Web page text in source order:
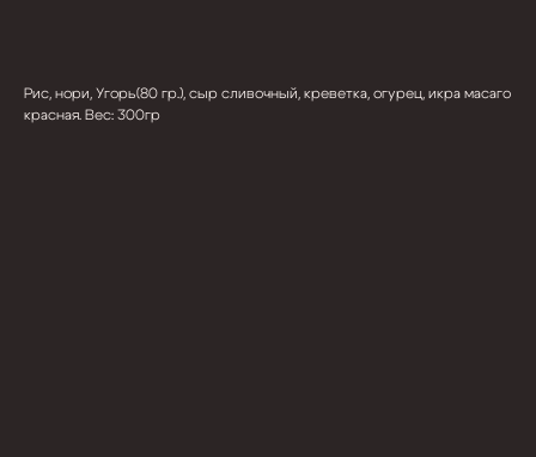
Рис, нори, Угорь(80 гр.), сыр сливочный, креветка, огурец, икра масаго
красная. Вес: 300гр